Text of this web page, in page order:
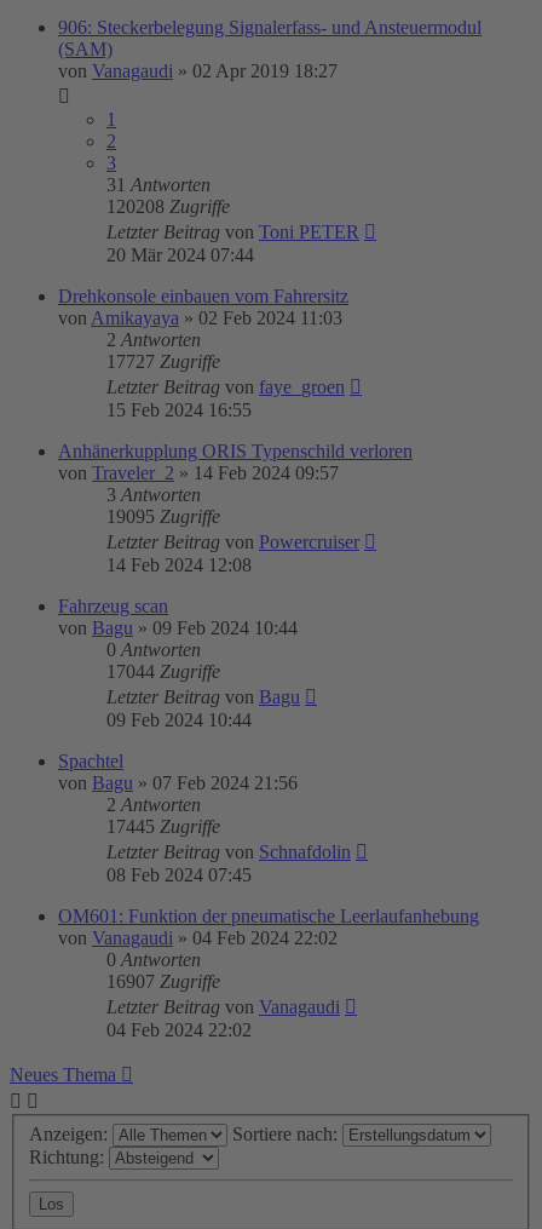
906: Steckerbelegung Signalerfass- und Ansteuermodul
(SAM)
von Vanagaudi » 02 Apr 2019 18:27
1
2
3
31 Antworten
120208 Zugriffe
Letzter Beitrag von Toni PETER
20 Mär 2024 07:44
Drehkonsole einbauen vom Fahrersitz
von Amikayaya » 02 Feb 2024 11:03
2 Antworten
17727 Zugriffe
Letzter Beitrag von faye_groen
15 Feb 2024 16:55
Anhänerkupplung ORIS Typenschild verloren
von Traveler_2 » 14 Feb 2024 09:57
3 Antworten
19095 Zugriffe
Letzter Beitrag von Powercruiser
14 Feb 2024 12:08
Fahrzeug scan
von Bagu » 09 Feb 2024 10:44
0 Antworten
17044 Zugriffe
Letzter Beitrag von Bagu
09 Feb 2024 10:44
Spachtel
von Bagu » 07 Feb 2024 21:56
2 Antworten
17445 Zugriffe
Letzter Beitrag von Schnafdolin
08 Feb 2024 07:45
OM601: Funktion der pneumatische Leerlaufanhebung
von Vanagaudi » 04 Feb 2024 22:02
0 Antworten
16907 Zugriffe
Letzter Beitrag von Vanagaudi
04 Feb 2024 22:02
Neues Thema
Anzeigen:
Sortiere nach:
Richtung: